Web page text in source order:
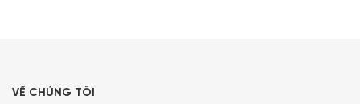
VỀ CHÚNG TÔI